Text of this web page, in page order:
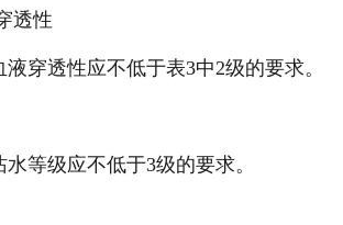
透性
穿透性应不低于表3中2级的要求。
等级应不低于3级的要求。